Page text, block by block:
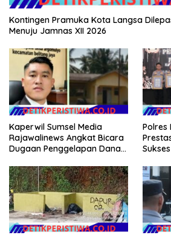
Kontingen Pramuka Kota Langsa
Menuju Jamnas XII 2026
Kaperwil Sumsel Media
Rajawalinews Angkat Bicara
Dugaan Penggelapan Dana
Argomulyo Belitang Jaya
Hilang 3 Bulan Bawa
Anggaran Pembangunan
Polres
NTB